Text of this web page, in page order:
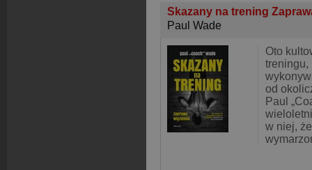
Skazany na trening
Paul Wade
Oto
treningu,
od
Paul
w niej,